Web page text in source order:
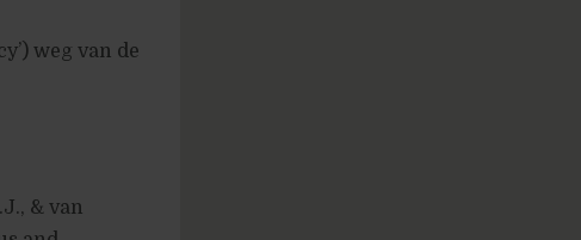
weg van de
& van